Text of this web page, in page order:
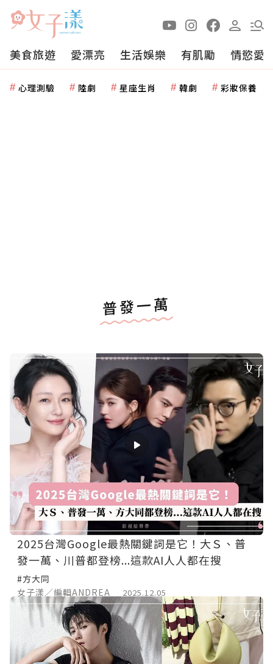
美食旅遊 愛漂亮 生活娛樂 有肌勵 情慾愛
心理測驗 陸劇 星座生肖 韓劇 彩妝保養
普發一萬
2025台灣Google最熱關鍵詞是它！大Ｓ、普
發一萬、川普都登榜...這款AI人人都在搜
#方大同
女子漾／編輯ANDREA
2025.12.05